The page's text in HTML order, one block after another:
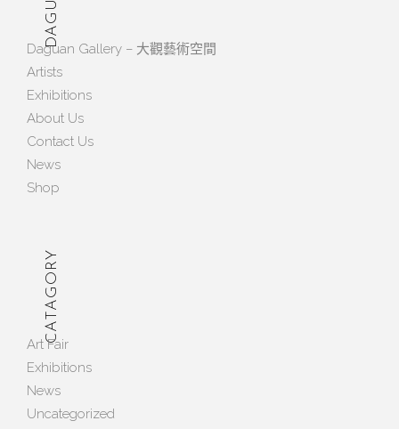
Daguan Gallery – 大觀藝術空間
Artists
Exhibitions
About Us
Contact Us
News
Shop
CATAGORY
Art Fair
Exhibitions
News
Uncategorized